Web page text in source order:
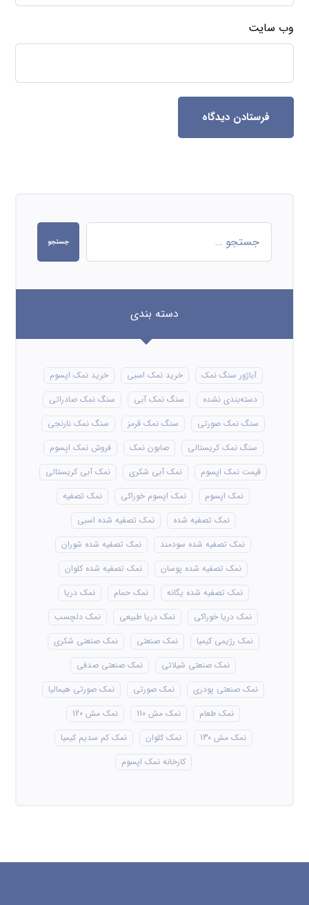
وب‌ سایت
فرستادن دیدگاه
جستجو
دسته بندی
آباژور سنگ نمک خرید نمک اسبی
خرید نمک اپسوم
دسته‌بندی نشده
سنگ نمک آبی
سنگ نمک صادراتی
سنگ نمک صورتی
سنگ نمک قرمز
سنگ نمک نارنجی
سنگ نمک کریستالی
صابون نمک
فروش نمک اپسوم
قیمت نمک اپسوم
نمک آبی شکری
نمک آبی کریستالی
نمک اپسوم
نمک اپسوم خوراکی
نمک تصفیه
نمک تصفیه شده
نمک تصفیه شده اسبی
نمک تصفیه شده سودمند
نمک تصفیه شده شوران
نمک تصفیه شده پوسان
نمک تصفیه شده کلوان
نمک تصفیه شده یگانه
نمک حمام
نمک دریا
نمک دریا خوراکی
نمک دریا طبیعی
نمک دلچسب
نمک رژیمی کیمیا
نمک صنعتی
نمک صنعتی شکری
نمک صنعتی شیلاتی
نمک صنعتی صدفی
نمک صنعتی پودری
نمک صورتی
نمک صورتی هیمالیا
نمک طعام
نمک مش 110
نمک مش 120
نمک مش 130
نمک کلوان
نمک کم سدیم کیمیا
کارخانه نمک اپسوم